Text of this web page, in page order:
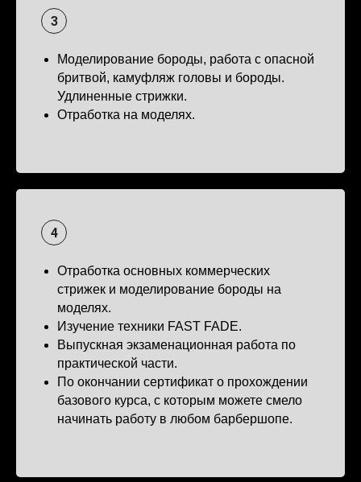
Моделирование бороды, работа с опасной
бритвой, камуфляж головы и бороды.
Удлиненные стрижки.
Отработка на моделях.
Отработка основных коммерческих
стрижек и моделирование бороды на
моделях.
Изучение техники FAST FADE.
Выпускная экзаменационная работа по
практической части.
По окончании сертификат о прохождении
базового курса, с которым можете смело
начинать работу в любом барбершопе.